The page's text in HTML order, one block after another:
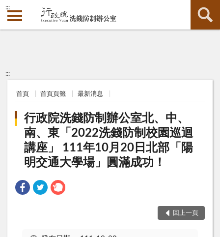
:::
:::
首頁 首頁頁籤 最新消息
行政院洗錢防制辦公室北、中、
南、東「2022洗錢防制校園巡迴
講座」 111年10月20日北部「陽
明交通大學場」圓滿成功！
回上一頁